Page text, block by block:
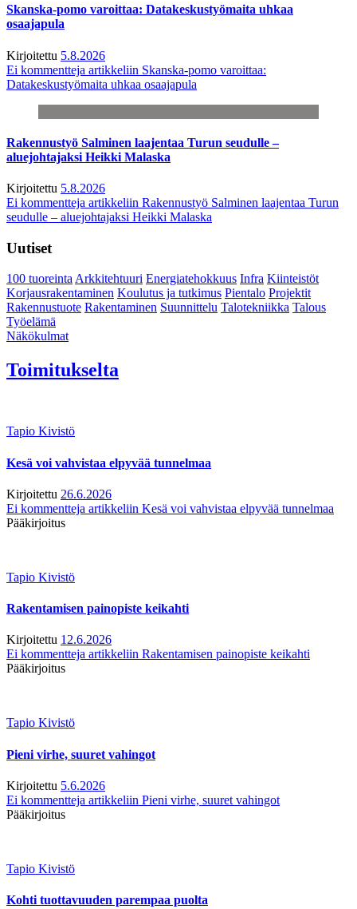
Skanska-pomo varoittaa: Datakeskustyömaita uhkaa
osaajapula
Kirjoitettu 5.8.2026
Ei kommentteja artikkeliin Skanska-pomo varoittaa:
Datakeskustyömaita uhkaa osaajapula
Rakennustyö Salminen laajentaa Turun seudulle –
aluejohtajaksi Heikki Malaska
Kirjoitettu 5.8.2026
Ei kommentteja artikkeliin Rakennustyö Salminen laajentaa Turun
seudulle – aluejohtajaksi Heikki Malaska
Uutiset
100 tuoreintaArkkitehtuuri Energiatehokkuus Infra Kiinteistöt
Korjausrakentaminen Koulutus ja tutkimus Pientalo Projektit
Rakennustuote Rakentaminen Suunnittelu Talotekniikka Talous
Työelämä
Näkökulmat
Toimitukselta
Tapio Kivistö
Kesä voi vahvistaa elpyvää tunnelmaa
Kirjoitettu 26.6.2026
Ei kommentteja artikkeliin Kesä voi vahvistaa elpyvää tunnelmaa
Pääkirjoitus
Tapio Kivistö
Rakentamisen painopiste keikahti
Kirjoitettu 12.6.2026
Ei kommentteja artikkeliin Rakentamisen painopiste keikahti
Pääkirjoitus
Tapio Kivistö
Pieni virhe, suuret vahingot
Kirjoitettu 5.6.2026
Ei kommentteja artikkeliin Pieni virhe, suuret vahingot
Pääkirjoitus
Tapio Kivistö
Kohti tuottavuuden parempaa puolta